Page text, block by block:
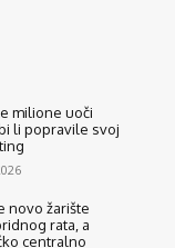
milione uoči
li popravile svoj
novo žarište
rata, a
centralno